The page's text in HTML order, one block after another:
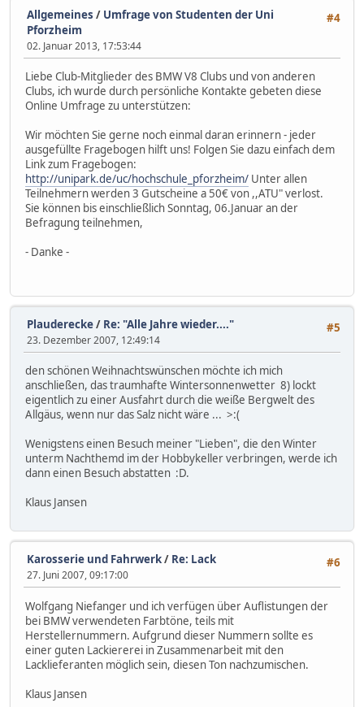
#4
Allgemeines / Umfrage von Studenten der Uni
Pforzheim
02. Januar 2013, 17:53:44
Liebe Club-Mitglieder des BMW V8 Clubs und von anderen
Clubs, ich wurde durch persönliche Kontakte gebeten diese
Online Umfrage zu unterstützen:
Wir möchten Sie gerne noch einmal daran erinnern - jeder
ausgefüllte Fragebogen hilft uns! Folgen Sie dazu einfach dem
Link zum Fragebogen:
http://unipark.de/uc/hochschule_pforzheim/ Unter allen
Teilnehmern werden 3 Gutscheine a 50€ von ,,ATU" verlost.
Sie können bis einschließlich Sonntag, 06.Januar an der
Befragung teilnehmen,
- Danke -
#5
Plauderecke/ Re: "Alle Jahre wieder...."
23. Dezember 2007, 12:49:14
den schönen Weihnachtswünschen möchte ich mich
anschließen, das traumhafte Wintersonnenwetter 8) lockt
eigentlich zu einer Ausfahrt durch die weiße Bergwelt des
Allgäus, wenn nur das Salz nicht wäre ... >:(
Wenigstens einen Besuch meiner "Lieben", die den Winter
unterm Nachthemd im der Hobbykeller verbringen, werde ich
dann einen Besuch abstatten :D.
Klaus Jansen
#6
Karosserie und Fahrwerk/ Re: Lack
27. Juni 2007, 09:17:00
Wolfgang Niefanger und ich verfügen über Auflistungen der
bei BMW verwendeten Farbtöne, teils mit
Herstellernummern. Aufgrund dieser Nummern sollte es
einer guten Lackiererei in Zusammenarbeit mit den
Lacklieferanten möglich sein, diesen Ton nachzumischen.
Klaus Jansen